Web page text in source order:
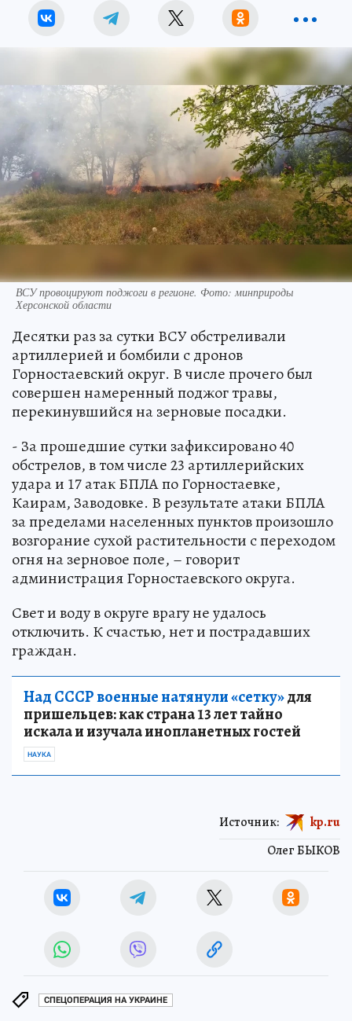
ВСУ провоцируют поджоги в регионе. Фото: минприроды
Херсонской области
Десятки раз за сутки ВСУ обстреливали
артиллерией и бомбили с дронов
Горностаевский округ. В числе прочего был
совершен намеренный поджог травы,
перекинувшийся на зерновые посадки.
- За прошедшие сутки зафиксировано 40
обстрелов, в том числе 23 артиллерийских
удара и 17 атак БПЛА по Горностаевке,
Каирам, Заводовке. В результате атаки БПЛА
за пределами населенных пунктов произошло
возгорание сухой растительности с переходом
огня на зерновое поле, – говорит
администрация Горностаевского округа.
Свет и воду в округе врагу не удалось
отключить. К счастью, нет и пострадавших
граждан.
Над СССР военные натянули «сетку»для
пришельцев: как страна 13 лет тайно
искала и изучала инопланетных гостей
НАУКА
Олег БЫКОВ
Источник: kp.ru
СПЕЦОПЕРАЦИЯ НА УКРАИНЕ